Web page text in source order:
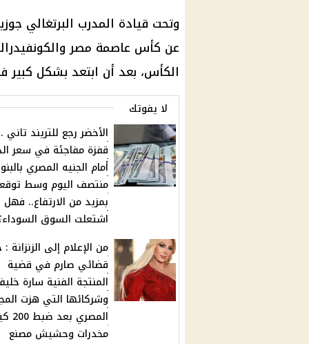
وتحت قيادة المدرب البرتغالي
عن كأس عاصمة مصر
الكأس، بعد أن ابتعد بشكل كبير
لا يفوتك
الأخضر رجع للتريند تاني
قفزة مفاجئة في سعر
أمام الجنيه المصري
منتصف اليوم وسط
بمزيد من الارتفاع.. فهل
اشتعلت السوق
من الإعلام إلى الزنزانة
قضائي صارم في قضية
المنتجة الفنية سارة
وشركائها التي هزت
مخدرات وحشيش مصنع